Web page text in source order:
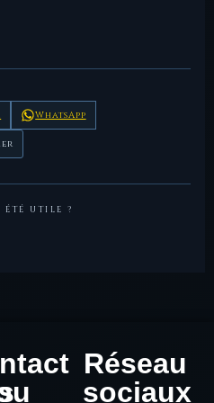
WhatsApp
ÉTÉ UTILE ?
Réseau
sociaux